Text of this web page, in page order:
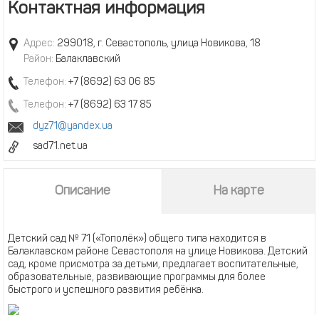
Контактная информация
Адрес: 299018, г. Севастополь, улица Новикова, 18
Район: Балаклавский
Телефон: +7 (8692) 63 06 85
Телефон: +7 (8692) 63 17 85
dyz71@yandex.ua
sad71.net.ua
Описание На карте
Детский сад № 71 («Тополёк») общего типа находится в
Балаклавском районе Севастополя на улице Новикова. Детский
сад, кроме присмотра за детьми, предлагает воспитательные,
образовательные, развивающие программы для более
быстрого и успешного развития ребёнка.